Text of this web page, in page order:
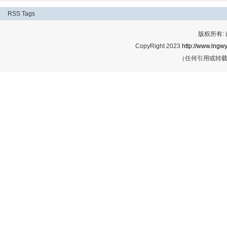
RSS Tags
版权所有:
CopyRight 2023 http://
（任何引用或转